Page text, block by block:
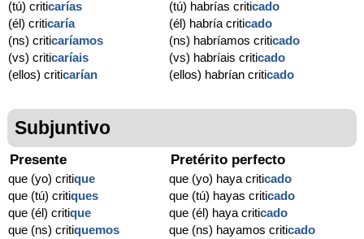
(tú) criticarías
(él) criticaría
(ns) criticaríamos
(vs) criticaríais
(ellos) criticarían
(tú) habrías criticado
(él) habría criticado
(ns) habríamos criticado
(vs) habríais criticado
(ellos) habrían criticado
Subjuntivo
Presente
que (yo) critique
que (tú) critiques
que (él) critique
que (ns) critiquemos
Pretérito perfecto
que (yo) haya criticado
que (tú) hayas criticado
que (él) haya criticado
que (ns) hayamos criticado